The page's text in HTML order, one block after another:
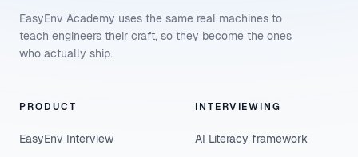
EasyEnv Academy uses the same real machines to
teach engineers their craft, so they become the ones
who actually ship.
PRODUCT
EasyEnv Interview
INTERVIEWING
AI Literacy framework